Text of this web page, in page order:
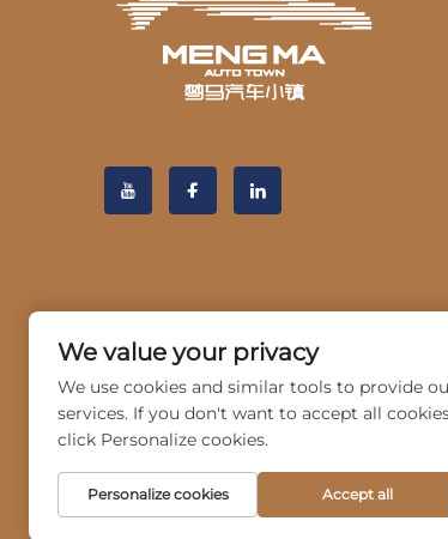
Copyright © 2025 ni Hangzhou
We value your privacy
We use cookies and similar tools to provide
services. If you don't want to accept all
click Personalize cookies.
Personalize cookies Accept all